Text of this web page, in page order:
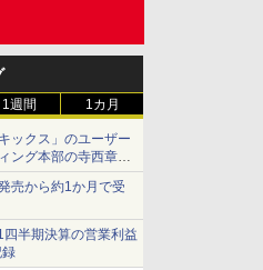
1週間 1カ月
ックス」のユーザー
ング本部の寺西章氏
売から約1か月で受
半期決算の営業利益